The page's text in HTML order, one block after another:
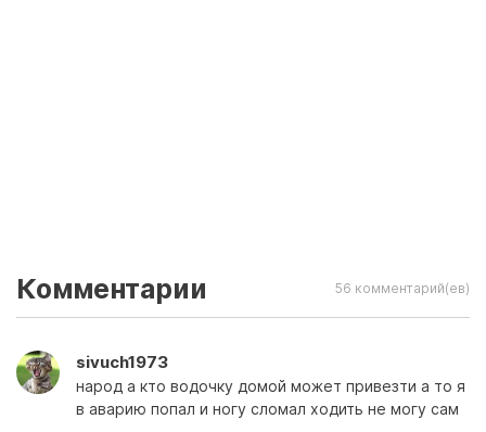
Комментарии 56 комментарий(ев)
sivuch1973
народ а кто водочку домой может привезти а то я
в аварию попал и ногу сломал ходить не могу сам